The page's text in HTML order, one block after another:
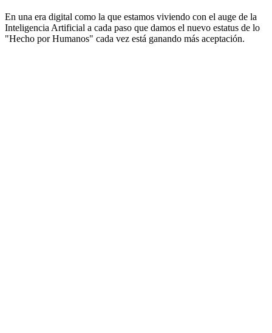
En una era digital como la que estamos viviendo con el auge de la
Inteligencia Artificial a cada paso que damos el nuevo estatus de lo
"Hecho por Humanos" cada vez está ganando más aceptación.